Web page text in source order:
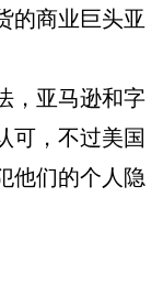
的商业巨头亚
亚马逊和字
可，不过美国
他们的个人隐